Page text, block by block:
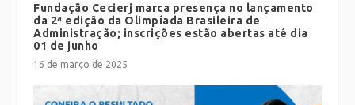
Fundação Cecierj marca presença no lançamento
da 2ª edição da Olimpíada Brasileira de
Administração; inscrições estão abertas até dia
01 de junho
16 de março de 2025